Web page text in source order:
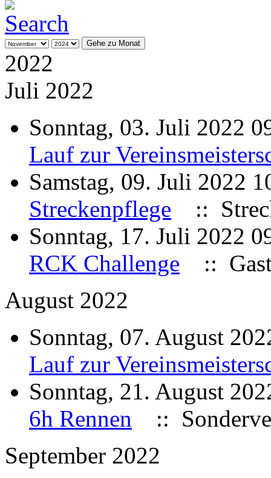
Gehe zu Monat
2022
Juli 2022
Sonntag, 03. Juli 2022
Lauf zur
Samstag, 09. Juli 2022
Streckenpflege
::
Sonntag, 17. Juli 2022
RCK Challenge
::
August 2022
Sonntag, 07. August
Lauf zur
Sonntag, 21. August
6h Rennen
::
September 2022